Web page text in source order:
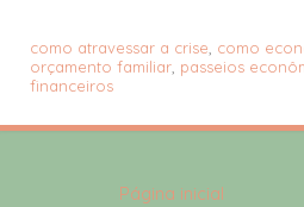
como atravessar a crise como
orçamento familiar passeios
financeiros
Página inicial